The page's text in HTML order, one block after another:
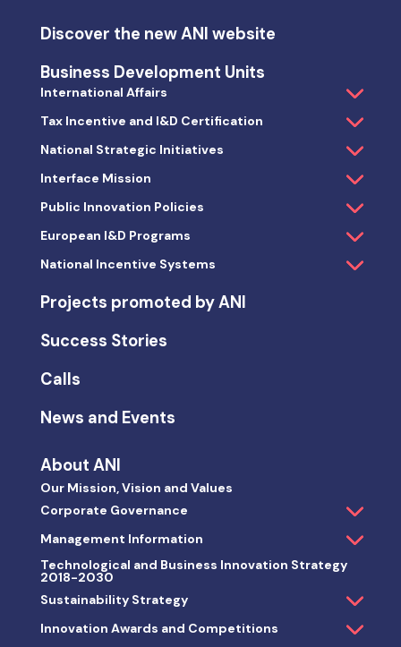
Discover the new ANI website
Business Development Units
International Affairs
Tax Incentive and I&D Certification
National Strategic Initiatives
Interface Mission
Public Innovation Policies
European I&D Programs
National Incentive Systems
Projects promoted by ANI
Success Stories
Calls
News and Events
About ANI
Our Mission, Vision and Values
Corporate Governance
Management Information
Technological and Business Innovation Strategy
2018-2030
Sustainability Strategy
Innovation Awards and Competitions